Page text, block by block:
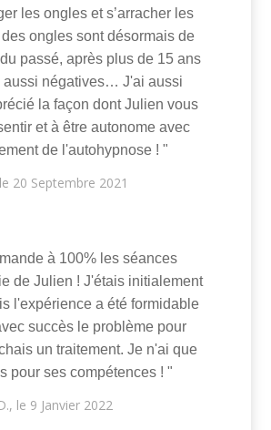
les ongles et s’arracher les
ongles sont désormais de
passé, après plus de 15 ans
aussi négatives… J'ai aussi
la façon dont Julien vous
et à être autonome avec
de l'autohypnose ! "
20 Septembre 2021
à 100% les séances
de Julien ! J'étais initialement
l'expérience a été formidable
succès le problème pour
un traitement. Je n'ai que
pour ses compétences ! "
le 9 Janvier 2022